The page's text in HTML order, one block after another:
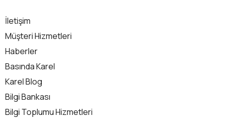
İletişim
Müşteri Hizmetleri
Haberler
Basında Karel
Karel Blog
Bilgi Bankası
Bilgi Toplumu Hizmetleri